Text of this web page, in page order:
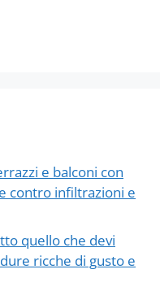
e balconi con
contro infiltrazioni e
quello che devi
ricche di gusto e